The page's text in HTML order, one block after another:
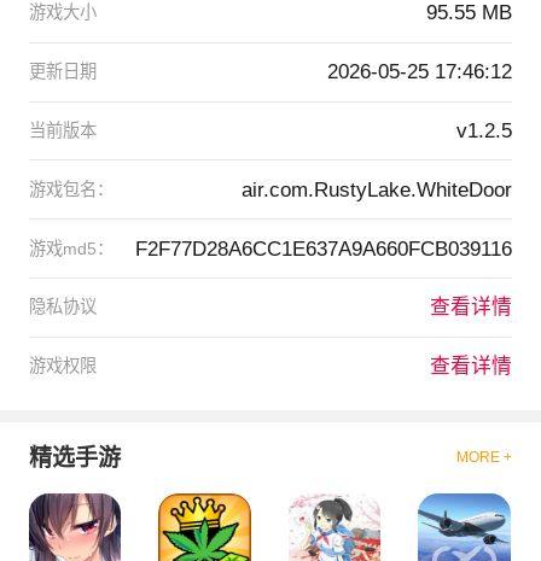
游戏大小 95.55 MB
更新日期 2026-05-25 17:46:12
当前版本 v1.2.5
游戏包名： air.com.RustyLake.WhiteDoor
游戏md5： F2F77D28A6CC1E637A9A660FCB039116
隐私协议 查看详情
游戏权限 查看详情
精选手游 MORE +